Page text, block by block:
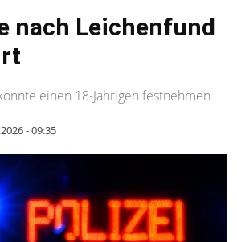
nach Leichenfund
einen 18-Jährigen festnehmen
- 09:35